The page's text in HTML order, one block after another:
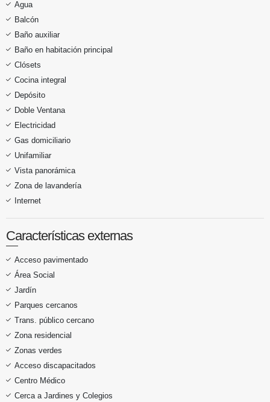
Agua
Balcón
Baño auxiliar
Baño en habitación principal
Clósets
Cocina integral
Depósito
Doble Ventana
Electricidad
Gas domiciliario
Unifamiliar
Vista panorámica
Zona de lavandería
Internet
Características externas
Acceso pavimentado
Área Social
Jardín
Parques cercanos
Trans. público cercano
Zona residencial
Zonas verdes
Acceso discapacitados
Centro Médico
Cerca a Jardines y Colegios